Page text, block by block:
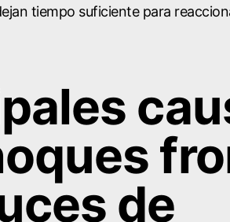
tiempo suficiente para
de